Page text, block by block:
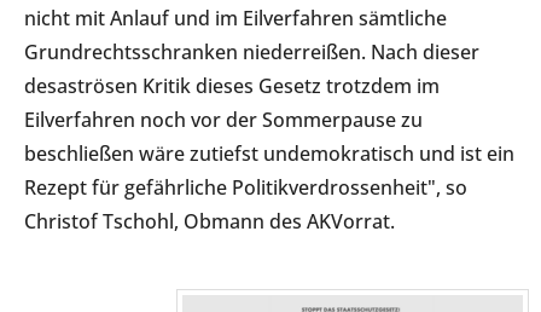
nicht mit Anlauf und im Eilverfahren sämtliche
Grundrechtsschranken niederreißen. Nach dieser
desaströsen Kritik dieses Gesetz trotzdem im
Eilverfahren noch vor der Sommerpause zu
beschließen wäre zutiefst undemokratisch und ist ein
Rezept für gefährliche Politikverdrossenheit", so
Christof Tschohl, Obmann des AKVorrat.